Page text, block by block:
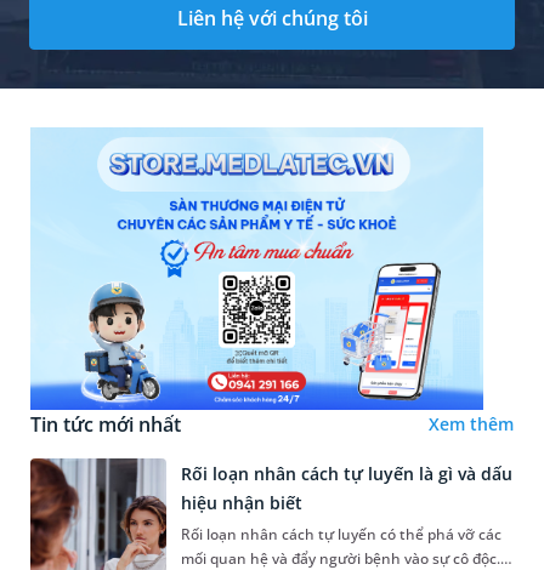
Liên hệ với chúng tôi
Tin tức mới nhất Xem thêm
Rối loạn nhân cách tự luyến là gì và dấu
hiệu nhận biết
Rối loạn nhân cách tự luyến có thể phá vỡ các
mối quan hệ và đẩy người bệnh vào sự cô độc.